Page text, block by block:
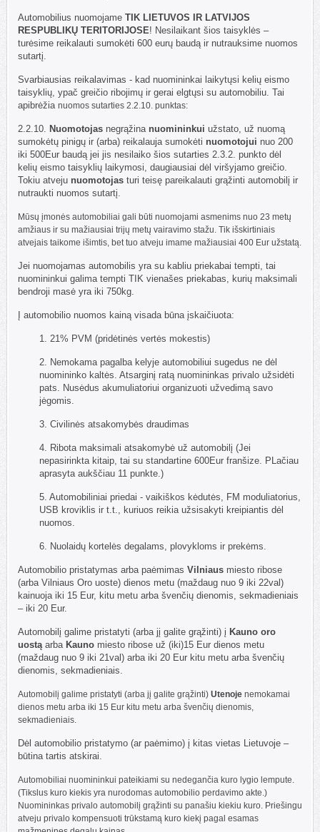
Automobilius nuomojame TIK LIETUVOS IR LATVIJOS
RESPUBLIKŲ TERITORIJOSE! Nesilaikant šios taisyklės –
turėsime reikalauti sumokėti 600 eurų baudą ir nutrauksime nuomos
sutartį.
Svarbiausias reikalavimas - kad nuomininkai laikytųsi kelių eismo
taisyklių, ypač greičio ribojimų ir gerai elgtųsi su automobiliu. Tai
apibrėžia nuomos sutarties 2.2.10. punktas:
2.2.10. Nuomotojas negrąžina nuomininkui užstato, už nuomą
sumokėtų pinigų ir (arba) reikalauja sumokėti nuomotojui nuo 200
iki 500Eur baudą jei jis nesilaiko šios sutarties 2.3.2. punkto dėl
kelių eismo taisyklių laikymosi, daugiausiai dėl viršyjamo greičio.
Tokiu atveju nuomotojas turi teisę pareikalauti grąžinti automobilį ir
nutraukti nuomos sutartį.
Mūsų įmonės automobiliai gali būti nuomojami asmenims nuo 23 metų
amžiaus ir su mažiausiai trijų metų vairavimo stažu. Tik išskirtiniais
atvejais taikome išimtis, bet tuo atveju imame mažiausiai 400 Eur užstatą.
Jei nuomojamas automobilis yra su kabliu priekabai tempti, tai
nuomininkui galima tempti TIK vienašes priekabas, kurių maksimali
bendroji masė yra iki 750kg.
Į automobilio nuomos kainą visada būna įskaičiuota:
1. 21% PVM (pridėtinės vertės mokestis)
2. Nemokama pagalba kelyje automobiliui sugedus ne dėl
nuomininko kaltės. Atsarginį ratą nuomininkas privalo užsidėti
pats. Nusėdus akumuliatoriui organizuoti užvedimą savo
jėgomis.
3. Civilinės atsakomybės draudimas
4. Ribota maksimali atsakomybė už automobilį (Jei
nepasirinkta kitaip, tai su standartine 600Eur franšize. PLačiau
aprasyta aukščiau 11 punkte.)
5. Automobiliniai priedai - vaikiškos kėdutės, FM moduliatorius,
USB kroviklis ir t.t., kuriuos reikia užsisakyti kreipiantis dėl
nuomos.
6. Nuolaidų kortelės degalams, plovykloms ir prekėms.
Automobilio pristatymas arba paėmimas Vilniaus miesto ribose
(arba Vilniaus Oro uoste) dienos metu (maždaug nuo 9 iki 22val)
kainuoja iki 15 Eur, kitu metu arba švenčių dienomis, sekmadieniais
– iki 20 Eur.
Automobilį galime pristatyti (arba jį galite grąžinti) į Kauno oro
uostąarba Kauno miesto ribose už (iki)15 Eur dienos metu
(maždaug nuo 9 iki 21val) arba iki 20 Eur kitu metu arba švenčių
dienomis, sekmadieniais.
Automobilį galime pristatyti (arba jį galite grąžinti) Utenoje nemokamai
dienos metu arba iki 15 Eur kitu metu arba švenčių dienomis,
sekmadieniais.
Dėl automobilio pristatymo (ar paėmimo) į kitas vietas Lietuvoje –
būtina tartis atskirai.
Automobiliai nuomininkui pateikiami su nedegančia kuro lygio lempute.
(Tikslus kuro kiekis yra nurodomas automobilio perdavimo akte.)
Nuomininkas privalo automobilį grąžinti su panašiu kiekiu kuro. Priešingu
atveju privalo kompensuoti trūkstamą kuro kiekį pagal esamas